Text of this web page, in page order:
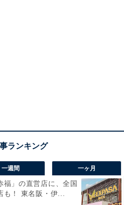
一週間 一ヶ月
福」の直営店に、全国
も！ 東名阪・伊...